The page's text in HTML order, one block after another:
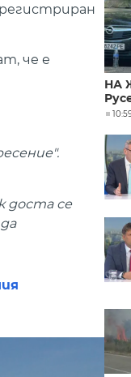
че е
доста се
НА